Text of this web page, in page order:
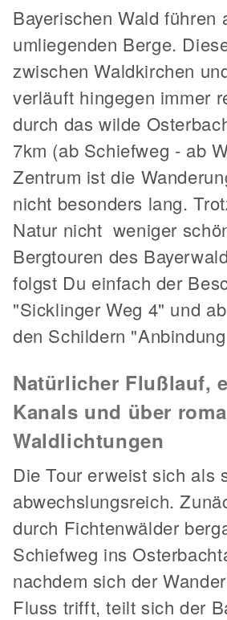
Bayerischen Wald führen
umliegenden Berge.
zwischen Waldkirchen
verläuft hingegen immer
durch das wilde
7km (ab Schiefweg - ab
Zentrum ist die
nicht besonders lang.
Natur nicht weniger
Bergtouren des
folgst Du einfach der
"Sicklinger Weg 4" und
den Schildern
Natürlicher Flußlauf,
Kanals und über
Waldlichtungen
Die Tour erweist sich als
abwechslungsreich.
durch Fichtenwälder
Schiefweg ins
nachdem sich der
Fluss trifft, teilt sich der